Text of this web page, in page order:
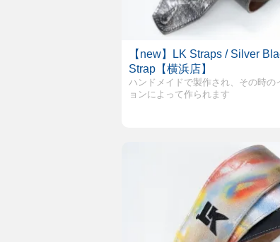
【new】LK Straps / Silver
Strap【横浜店】
ハンドメイドで製作され、その時の
ョンによって作られます